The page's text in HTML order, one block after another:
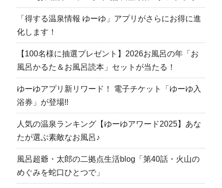
「得する温泉情報 ゆーゆ」アプリがさらにお得に進
化します！
【100名様に抽選プレゼント】2026お風呂の年「お
風呂かるた＆お風呂読本」セットが当たる！
ゆーゆアプリ新リワード！ 電子チケット「ゆーゆ入
浴券」が登場!!
人気の温泉ランキング【ゆーゆアワード2025】あな
たが選ぶ素敵なお風呂♪
風呂超爺・太郎の二拠点生活blog「第40話・火山の
めぐみを蛇口ひとつで」